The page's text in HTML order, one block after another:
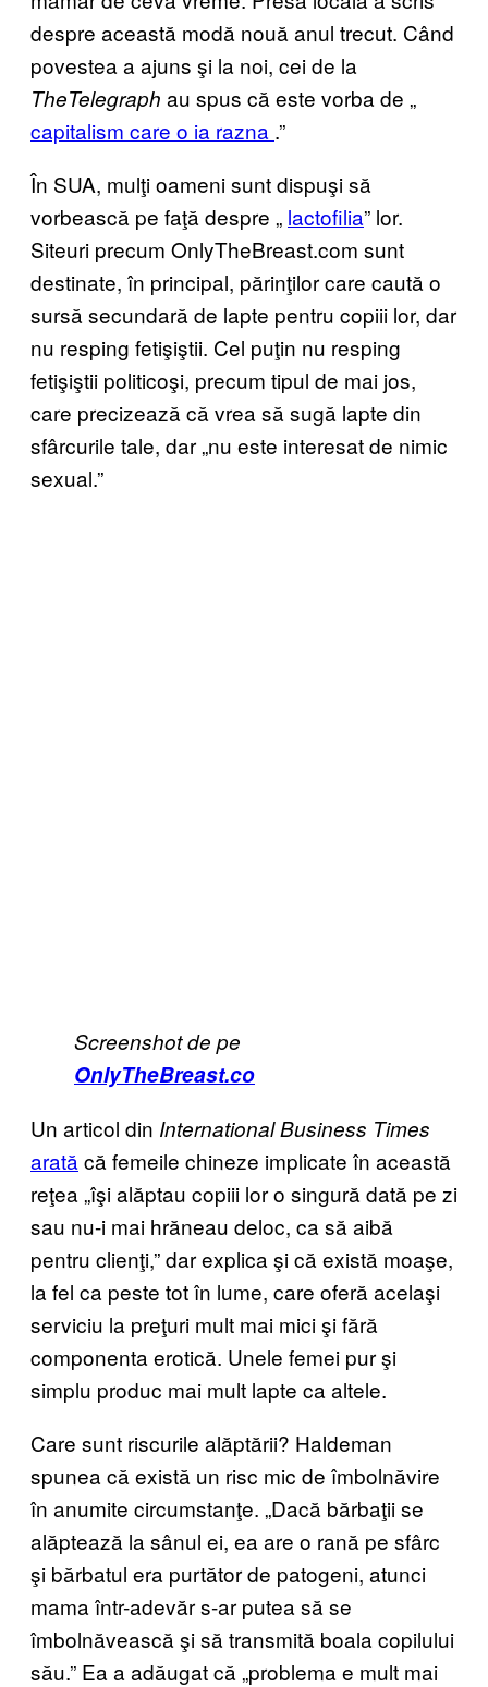
despre această modă nouă anul trecut. Când
povestea a ajuns şi la noi, cei de la
TheTelegraph au spus că este vorba de „
capitalism care o ia razna .”
În SUA, mulţi oameni sunt dispuşi să
vorbească pe faţă despre „ lactofilia” lor.
Siteuri precum OnlyTheBreast.com sunt
destinate, în principal, părinţilor care caută o
sursă secundară de lapte pentru copiii lor, dar
nu resping fetişiştii. Cel puţin nu resping
fetişiştii politicoşi, precum tipul de mai jos,
care precizează că vrea să sugă lapte din
sfârcurile tale, dar „nu este interesat de nimic
sexual.”
Screenshot de pe
OnlyTheBreast.co
Un articol din International Business Times
arată că femeile chineze implicate în această
reţea „îşi alăptau copiii lor o singură dată pe zi
sau nu-i mai hrăneau deloc, ca să aibă
pentru clienţi,” dar explica şi că există moaşe,
la fel ca peste tot în lume, care oferă acelaşi
serviciu la preţuri mult mai mici şi fără
componenta erotică. Unele femei pur şi
simplu produc mai mult lapte ca altele.
Care sunt riscurile alăptării? Haldeman
spunea că există un risc mic de îmbolnăvire
în anumite circumstanţe. „Dacă bărbaţii se
alăptează la sânul ei, ea are o rană pe sfârc
şi bărbatul era purtător de patogeni, atunci
mama într-adevăr s-ar putea să se
îmbolnăvească şi să transmită boala copilului
său.” Ea a adăugat că „problema e mult mai